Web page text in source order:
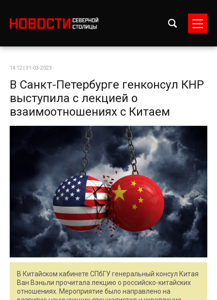
14:12 | 31-03-2023
В Санкт-Петербурге генконсул КНР
выступила с лекцией о
взаимоотношениях с Китаем
В Китайском кабинете СПбГУ генеральный консул Китая
Ван Вэньли прочитала лекцию о российско-китайских
отношениях. Мероприятие было направлено на